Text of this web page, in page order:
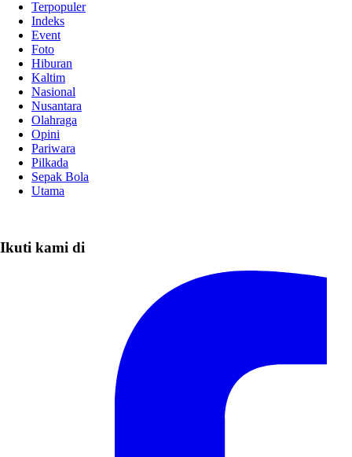
Terpopuler
Indeks
Event
Foto
Hiburan
Kaltim
Nasional
Nusantara
Olahraga
Opini
Pariwara
Pilkada
Sepak Bola
Utama
Ikuti kami di